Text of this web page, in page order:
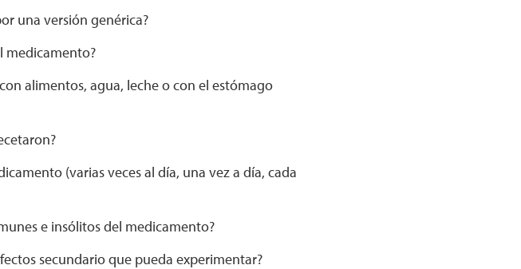
una versión genérica?
medicamento?
alimentos, agua, leche o con el estómago
(varias veces al día, una vez a día, cada
e insólitos del medicamento?
secundario que pueda experimentar?